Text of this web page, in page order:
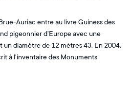
Auriac entre au livre Guiness des
pigeonnier d’Europe avec une
un diamètre de 12 mètres 43. En 2004,
à l'inventaire des Monuments